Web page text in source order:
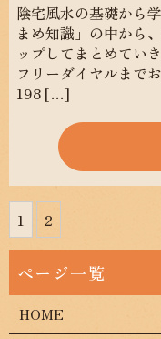
陰宅風水の基礎から
まめ知識」の中から
ップしてまとめてい
フリーダイヤルまで
198 […]
1 2
HOME